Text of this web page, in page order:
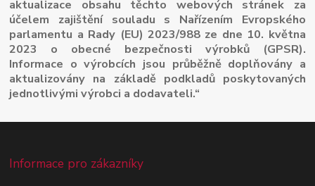
aktualizace obsahu těchto webových stránek za
účelem zajištění souladu s Nařízením Evropského
parlamentu a Rady (EU) 2023/988 ze dne 10. května
2023 o obecné bezpečnosti výrobků (GPSR).
Informace o výrobcích jsou průběžně doplňovány a
aktualizovány na základě podkladů poskytovaných
jednotlivými výrobci a dodavateli.“
Informace pro zákazníky